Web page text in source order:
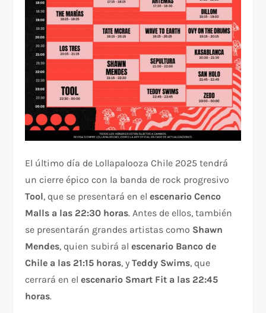
El último día de Lollapalooza Chile 2025 tendrá
un cierre épico con la banda de rock progresivo
Tool, que se presentará en elescenario Cenco
Malls a las 22:30 horas. Antes de ellos, también
se presentarán grandes artistas como Shawn
Mendes, quien subirá alescenario Banco de
Chile a las 21:15 horas, yTeddy Swims, que
cerrará en elescenario Smart Fit a las 22:45
horas.